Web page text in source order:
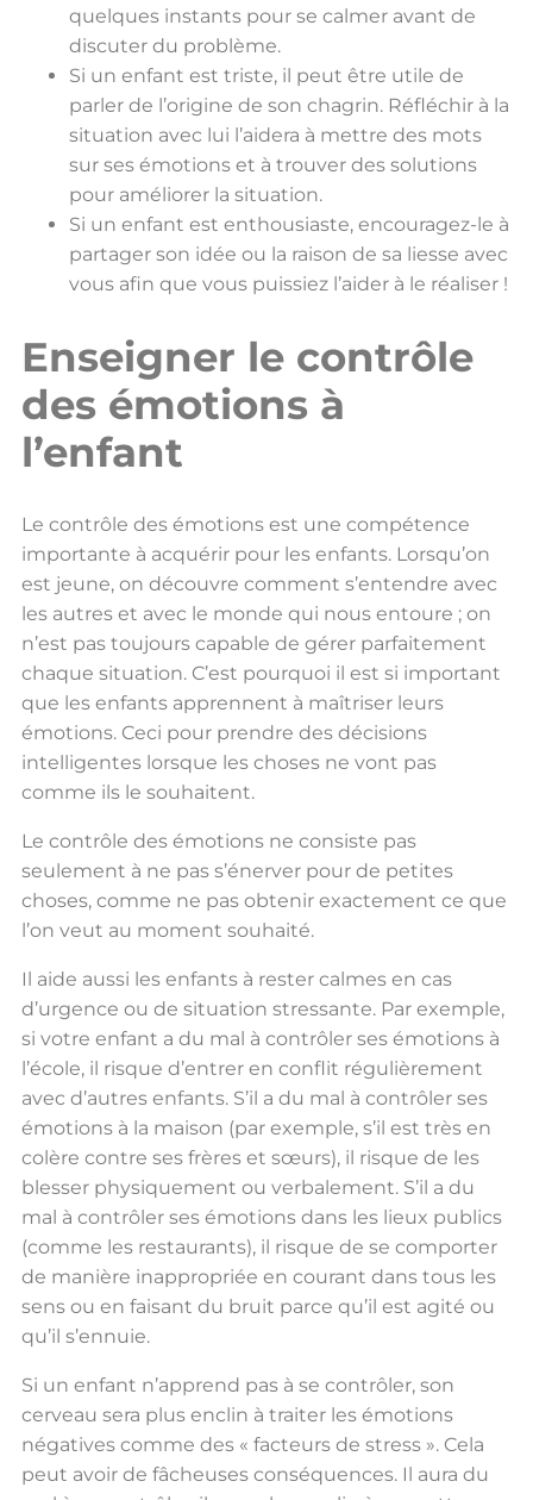
quelques instants pour se calmer avant de
discuter du problème.
Si un enfant est triste, il peut être utile de
parler de l’origine de son chagrin. Réfléchir à la
situation avec lui l’aidera à mettre des mots
sur ses émotions et à trouver des solutions
pour améliorer la situation.
Si un enfant est enthousiaste, encouragez-le à
partager son idée ou la raison de sa liesse avec
vous afin que vous puissiez l’aider à le réaliser !
Enseigner le contrôle
des émotions à
l’enfant
Le contrôle des émotions est une compétence
importante à acquérir pour les enfants. Lorsqu’on
est jeune, on découvre comment s’entendre avec
les autres et avec le monde qui nous entoure ; on
n’est pas toujours capable de gérer parfaitement
chaque situation. C’est pourquoi il est si important
que les enfants apprennent à maîtriser leurs
émotions. Ceci pour prendre des décisions
intelligentes lorsque les choses ne vont pas
comme ils le souhaitent.
Le contrôle des émotions ne consiste pas
seulement à ne pas s’énerver pour de petites
choses, comme ne pas obtenir exactement ce que
l’on veut au moment souhaité.
Il aide aussi les enfants à rester calmes en cas
d’urgence ou de situation stressante. Par exemple,
si votre enfant a du mal à contrôler ses émotions à
l’école, il risque d’entrer en conflit régulièrement
avec d’autres enfants. S’il a du mal à contrôler ses
émotions à la maison (par exemple, s’il est très en
colère contre ses frères et sœurs), il risque de les
blesser physiquement ou verbalement. S’il a du
mal à contrôler ses émotions dans les lieux publics
(comme les restaurants), il risque de se comporter
de manière inappropriée en courant dans tous les
sens ou en faisant du bruit parce qu’il est agité ou
qu’il s’ennuie.
Si un enfant n’apprend pas à se contrôler, son
cerveau sera plus enclin à traiter les émotions
négatives comme des « facteurs de stress ». Cela
peut avoir de fâcheuses conséquences. Il aura du